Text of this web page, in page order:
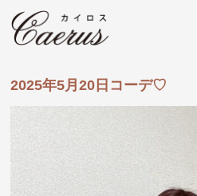
2025年5月20日コーデ♡